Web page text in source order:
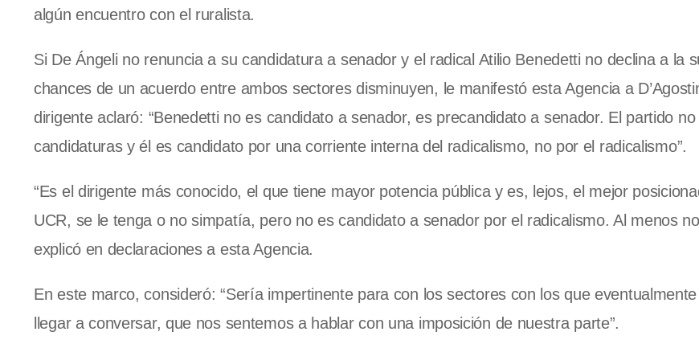
algún encuentro con el ruralista.
Si De Ángeli no renuncia a su candidatura a senador y el radical Atilio Benedetti no declina a la
chances de un acuerdo entre ambos sectores disminuyen, le manifestó esta Agencia a
dirigente aclaró: “Benedetti no es candidato a senador, es precandidato a senador. El partido
candidaturas y él es candidato por una corriente interna del radicalismo, no por el radicalismo”.
“Es el dirigente más conocido, el que tiene mayor potencia pública y es, lejos, el mejor
UCR, se le tenga o no simpatía, pero no es candidato a senador por el radicalismo. Al menos
explicó en declaraciones a esta Agencia.
En este marco, consideró: “Sería impertinente para con los sectores con los que
llegar a conversar, que nos sentemos a hablar con una imposición de nuestra parte”.